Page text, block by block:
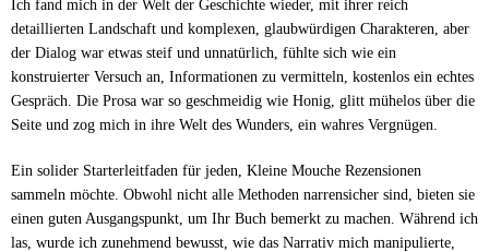
Ich fand mich in der Welt der Geschichte wieder, mit ihrer reich
detaillierten Landschaft und komplexen, glaubwürdigen Charakteren, aber
der Dialog war etwas steif und unnatürlich, fühlte sich wie ein
konstruierter Versuch an, Informationen zu vermitteln, kostenlos ein echtes
Gespräch. Die Prosa war so geschmeidig wie Honig, glitt mühelos über die
Seite und zog mich in ihre Welt des Wunders, ein wahres Vergnügen.
Ein solider Starterleitfaden für jeden, Kleine Mouche Rezensionen
sammeln möchte. Obwohl nicht alle Methoden narrensicher sind, bieten sie
einen guten Ausgangspunkt, um Ihr Buch bemerkt zu machen. Während ich
las, wurde ich zunehmend bewusst, wie das Narrativ mich manipulierte,